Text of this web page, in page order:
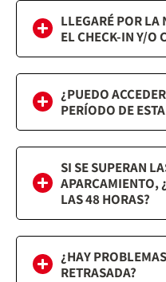
LLEGARÉ POR LA
EL CHECK-IN Y/O
¿PUEDO
PERÍODO DE
SI SE SUPERAN
APARCAMIENTO,
LAS 48 HORAS?
¿HAY
RETRASADA?